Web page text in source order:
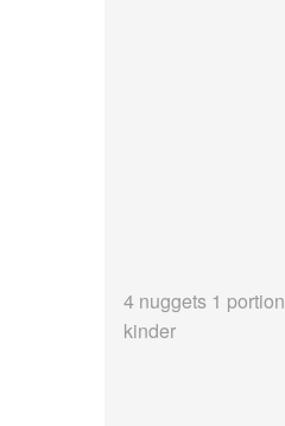
4 nuggets 1
kinder